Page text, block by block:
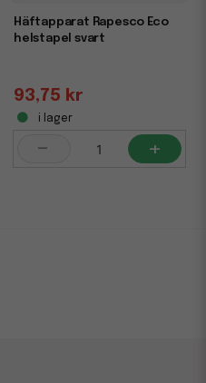
Häftapparat Rapesco Eco
helstapel svart
93,75 kr
i lager
- +